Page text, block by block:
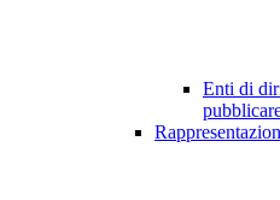
Enti di